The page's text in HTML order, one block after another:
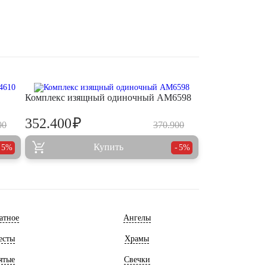
5%
Комплекс изящный одиночный AM6598
370.900
352.400₽
Купить 5%
Ангелы
Храмы
Свечки